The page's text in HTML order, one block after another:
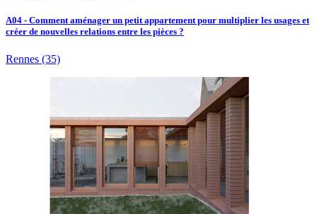
A04 - Comment aménager un petit appartement pour multiplier les usages et
créer de nouvelles relations entre les pièces ?
Rennes (35)